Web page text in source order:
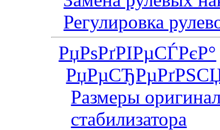
Регулировка
РџРѕРґРІРµСЃРєР°
Размеры
стабилизатора